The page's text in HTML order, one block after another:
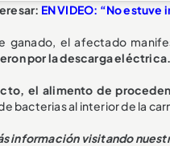
EN VIDEO: “No
ganado, el afectado
por la descarga eléctrica.
el alimento de
bacterias al interior de la
información visitando